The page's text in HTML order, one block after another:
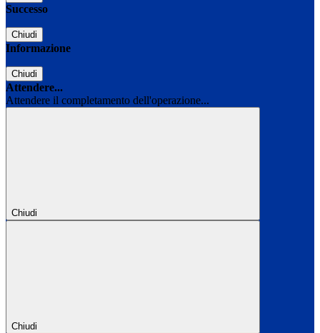
Successo
Chiudi
Informazione
Chiudi
Attendere...
Attendere il completamento dell'operazione...
Chiudi
Chiudi